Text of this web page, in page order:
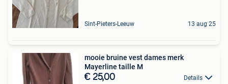
Sint-Pieters-Leeuw 13 aug 25
mooie bruine vest dames merk
Mayerline taille M
€ 25,00 Details